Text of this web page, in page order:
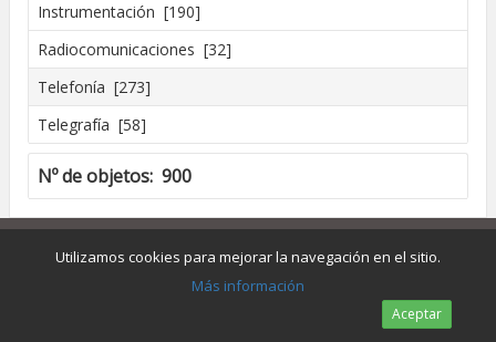
Instrumentación [190]
Radiocomunicaciones [32]
Telefonía [273]
Telegrafía [58]
Nº de objetos: 900
Dpto. de Conservación y Restauración de Bienes Culturales - UPV
Utilizamos cookies para mejorar la navegación en el sitio.
Más información
Aceptar